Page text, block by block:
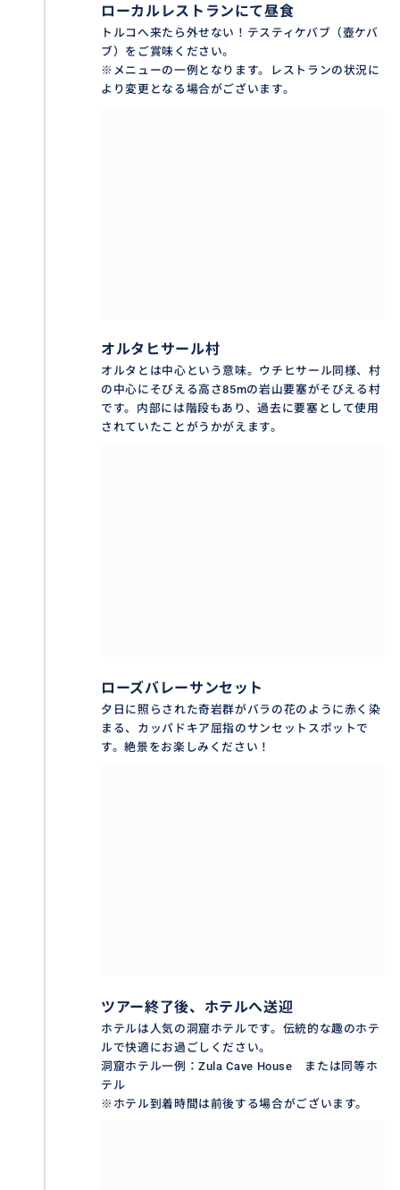
ローカルレストランにて昼食
トルコへ来たら外せない！テスティケバブ（壺ケバ
ブ）をご賞味ください。
※メニューの一例となります。レストランの状況に
より変更となる場合がございます。
オルタヒサール村
オルタとは中心という意味。ウチヒサール同様、村
の中心にそびえる高さ85mの岩山要塞がそびえる村
です。内部には階段もあり、過去に要塞として使用
されていたことがうかがえます。
ローズバレーサンセット
夕日に照らされた奇岩群がバラの花のように赤く染
まる、カッパドキア屈指のサンセットスポットで
す。絶景をお楽しみください！
ツアー終了後、ホテルへ送迎
ホテルは人気の洞窟ホテルです。伝統的な趣のホテ
ルで快適にお過ごしください。
洞窟ホテル一例：Zula Cave House または同等ホ
テル
※ホテル到着時間は前後する場合がございます。